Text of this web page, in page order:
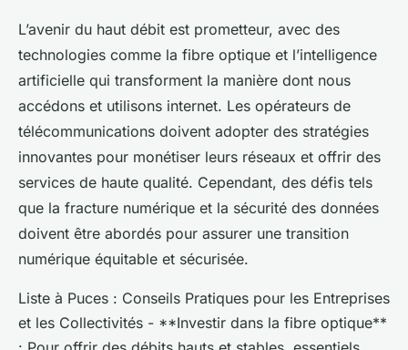
L’avenir du haut débit est prometteur, avec des
technologies comme la fibre optique et l’intelligence
artificielle qui transforment la manière dont nous
accédons et utilisons internet. Les opérateurs de
télécommunications doivent adopter des stratégies
innovantes pour monétiser leurs réseaux et offrir des
services de haute qualité. Cependant, des défis tels
que la fracture numérique et la sécurité des données
doivent être abordés pour assurer une transition
numérique équitable et sécurisée.
Liste à Puces : Conseils Pratiques pour les Entreprises
et les Collectivités - **Investir dans la fibre optique**